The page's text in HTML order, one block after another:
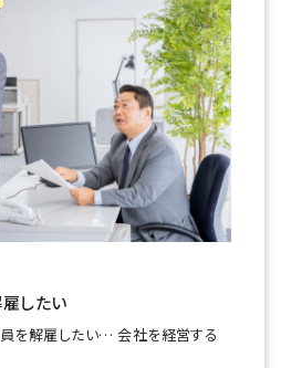
したい
を解雇したい… 会社を経営する